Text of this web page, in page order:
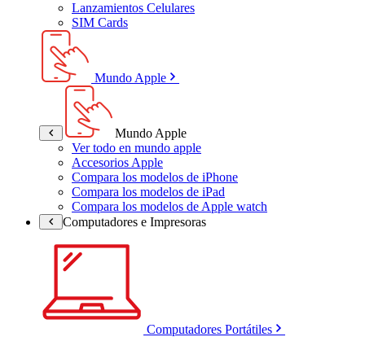
Lanzamientos Celulares
SIM Cards
Mundo Apple
Mundo Apple
Ver todo en mundo apple
Accesorios Apple
Compara los modelos de iPhone
Compara los modelos de iPad
Compara los modelos de Apple watch
Computadores e Impresoras
Computadores Portátiles